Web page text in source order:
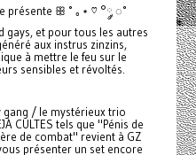
présente ꕥ ˚ ｡⋆ ♡ °༘ ◌˚
gays, et pour tous les autres
aux instrus zinzins,
à mettre le feu sur le
sensibles et révoltés.
gang / le mystérieux trio
CULTES tels que "Pénis de
de combat" revient à GZ
présenter un set encore